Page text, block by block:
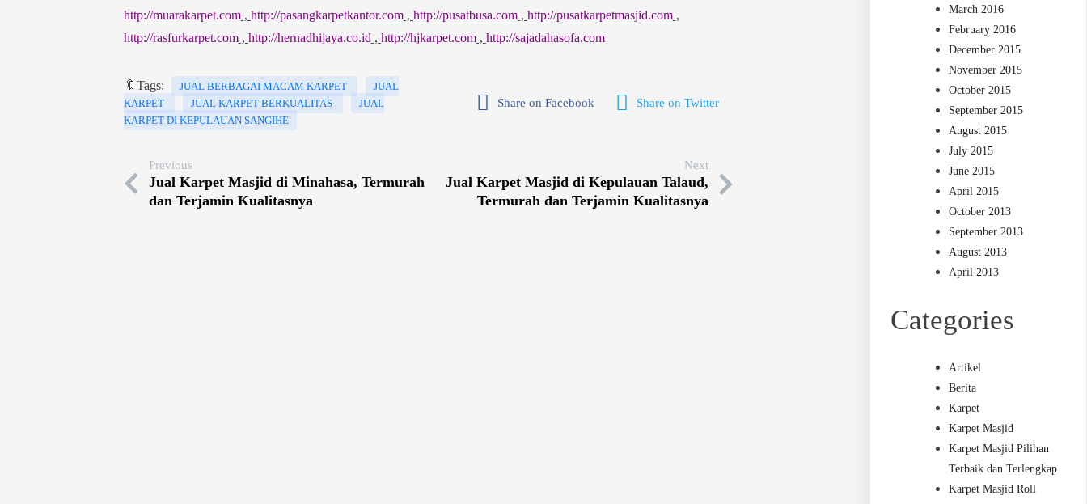
http://muarakarpet.com, http://pasangkarpetkantor.com, http://pusatbusa.com, http://pusatkarpetmasjid.com,
http://rasfurkarpet.com, http://hernadhijaya.co.id , http://hjkarpet.com, http://sajadahasofa.com
🔖Tags: JUAL BERBAGAI MACAM KARPET
JUAL
KARPET
JUAL KARPET BERKUALITAS
JUAL
KARPET DI KEPULAUAN SANGIHE
Share on Facebook Share on Twitter
Previous
Jual Karpet Masjid di Minahasa, Termurah
dan Terjamin Kualitasnya
Next
Jual Karpet Masjid di Kepulauan Talaud,
Termurah dan Terjamin Kualitasnya
March 2016
February 2016
December 2015
November 2015
October 2015
September 2015
August 2015
July 2015
June 2015
April 2015
October 2013
September 2013
August 2013
April 2013
Categories
Artikel
Berita
Karpet
Karpet Masjid
Karpet Masjid Pilihan
Terbaik dan Terlengkap
Karpet Masjid Roll